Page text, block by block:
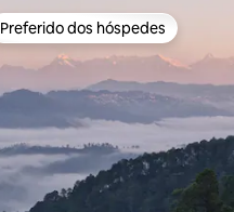
Preferido dos hóspedes
Preferido dos hóspedes